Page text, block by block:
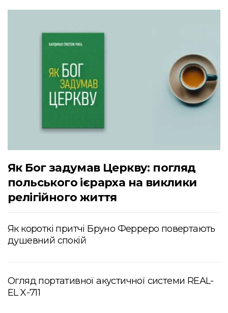
Як Бог задумав Церкву: погляд
польського ієрарха на виклики
релігійного життя
Як короткі притчі Бруно Ферреро повертають
душевний спокій
Огляд портативної акустичної системи REAL-
EL X-711